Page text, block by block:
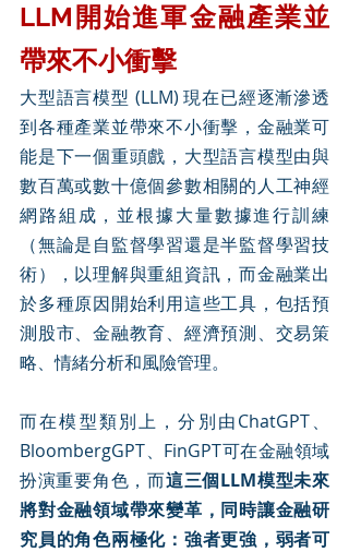
LLM開始進軍金融產業並
帶來不小衝擊
大型語言模型 (LLM) 現在已經逐漸滲透
到各種產業並帶來不小衝擊，金融業可
能是下一個重頭戲，大型語言模型由與
數百萬或數十億個參數相關的人工神經
網路組成，並根據大量數據進行訓練
（無論是自監督學習還是半監督學習技
術），以理解與重組資訊，而金融業出
於多種原因開始利用這些工具，包括預
測股市、金融教育、經濟預測、交易策
略、情緒分析和風險管理。
而在模型類別上，分別由ChatGPT、
BloombergGPT、FinGPT可在金融領域
扮演重要角色，而這三個LLM模型未來
將對金融領域帶來變革，同時讓金融研
究員的角色兩極化：強者更強，弱者可